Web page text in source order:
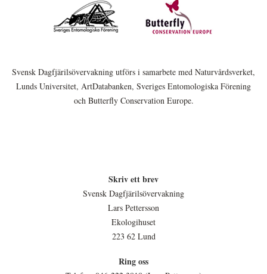
Svensk Dagfjärilsövervakning utförs i samarbete med Naturvårdsverket,
Lunds Universitet, ArtDatabanken, Sveriges Entomologiska Förening
och Butterfly Conservation Europe.
Skriv ett brev
Svensk Dagfjärilsövervakning
Lars Pettersson
Ekologihuset
223 62 Lund
Ring oss